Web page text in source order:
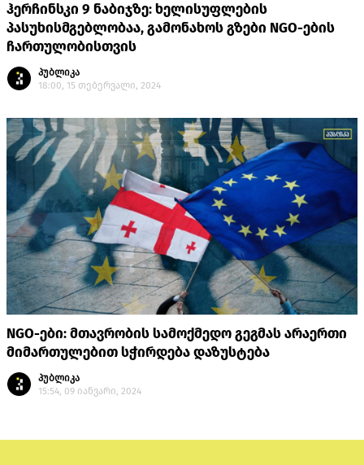
ჰერჩინსკი 9 ნაბიჯზე: ხელისუფლების
პასუხისმგებლობაა, გამონახოს გზები NGO-ების
ჩართულობისთვის
პუბლიკა
18:00, 15 თებერვალი, 2024
NGO-ები: მთავრობის სამოქმედო გეგმას არაერთი
მიმართულებით სჭირდება დაზუსტება
პუბლიკა
15:54, 09 იანვარი, 2024